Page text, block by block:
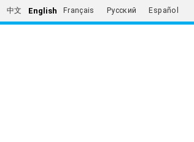
中文 English Français Русский Español